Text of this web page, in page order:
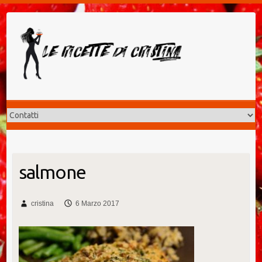
Salta
al
contenuto
salmone
cristina 6 Marzo 2017